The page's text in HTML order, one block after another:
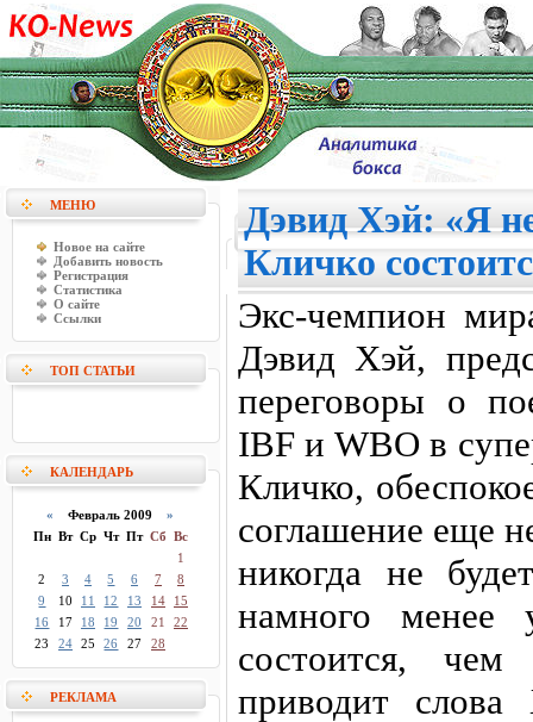
МЕНЮ
Новое на сайте
Добавить новость
Регистрация
Статистика
О сайте
Ссылки
ТОП СТАТЬИ
КАЛЕНДАРЬ
« Февраль 2009»
Пн Вт Ср Чт Пт Сб Вс
1
2
3 4 5 6 7
8
9
10 11 12 13 14
15
16
17 18 19 20 21
22
23
24 25 26 27 28
РЕКЛАМА
Дэвид Хэй: «Я
Кличко
Экс-чемпион
Дэвид Хэй,
переговоры о
IBF и WBO в
Кличко,
соглашение еще
никогда не
намного
состоится,
приводит слова